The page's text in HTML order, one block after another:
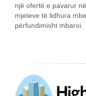
një ofertë e pavarur
mjeteve të lidhura
përfundimisht mbaroi.